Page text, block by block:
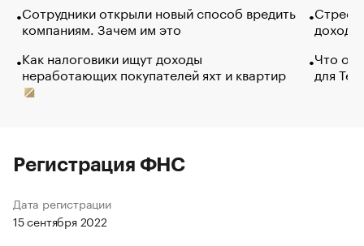
Сотрудники открыли новый способ вредить
компаниям. Зачем им это
Как налоговики ищут доходы
неработающих покупателей яхт и квартир
Что
для
Регистрация ФНС
Дата регистрации
15 сентября 2022